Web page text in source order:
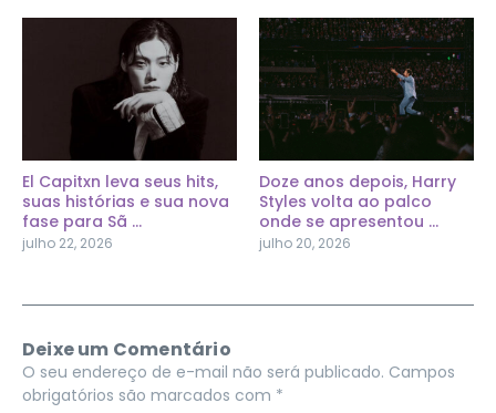
El Capitxn leva seus hits,
suas histórias e sua nova
fase para Sã ...
julho 22, 2026
Doze anos depois, Harry
Styles volta ao palco
onde se apresentou ...
julho 20, 2026
Deixe um Comentário
O seu endereço de e-mail não será publicado. Campos
obrigatórios são marcados com *